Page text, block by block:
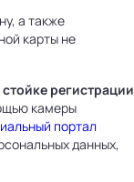
а также
карты не
регистрации
камеры
портал
данных,